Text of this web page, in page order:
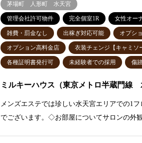
茅場町 人形町 水天宮
管理会社許可物件 完全個室1R 女性オー
雑費・罰金なし 出稼ぎ対応可能 オプシ
オプション高料金店 衣装チェンジ【キャミソ
各種証明書発行可 未経験者での採用 傷
ミルキーハウス（東京メトロ半蔵門
メンズエステでは珍しい水天宮エリアでの1
でございます。◇お部屋についてサロンの外